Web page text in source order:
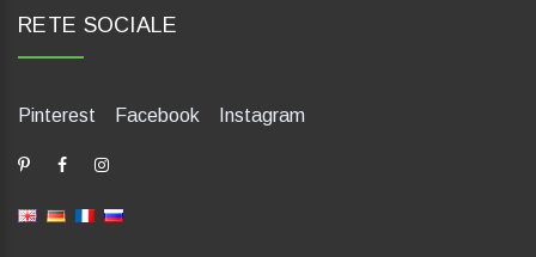
RETE SOCIALE
Pinterest Facebook Instagram